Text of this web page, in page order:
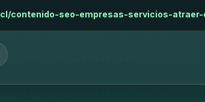
contenido-seo-empresas-servicios-